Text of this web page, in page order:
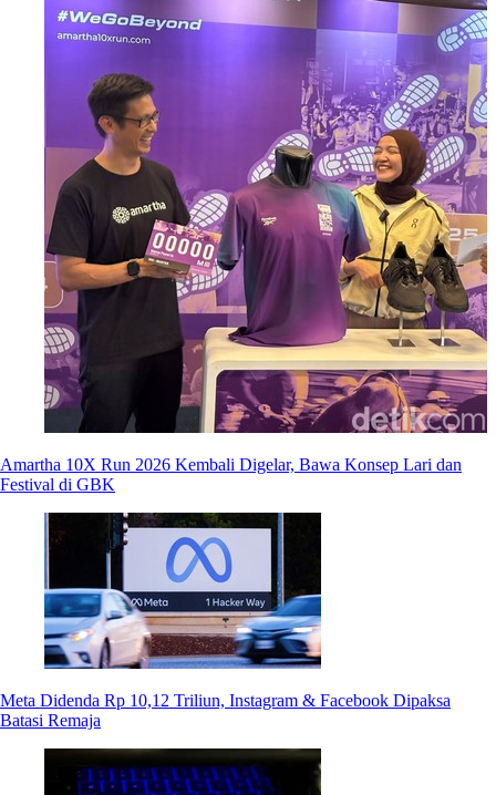
Amartha 10X Run 2026 Kembali Digelar, Bawa Konsep Lari dan
Festival di GBK
Meta Didenda Rp 10,12 Triliun, Instagram & Facebook Dipaksa
Batasi Remaja